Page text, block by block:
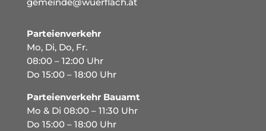
Parteienverkehr
Mo, Di, Do, Fr.
08:00 – 12:00 Uhr
Do 15:00 – 18:00 Uhr
Parteienverkehr Bauamt
Mo & Di 08:00 – 11:30 Uhr
Do 15:00 – 18:00 Uhr